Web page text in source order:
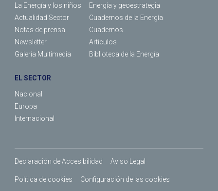
La Energía y los niños
Actualidad Sector
Notas de prensa
Newsletter
Galería Multimedia
Energía y geoestrategia
Cuadernos de la Energía
Cuadernos
Articulos
Biblioteca de la Energía
EL SECTOR
Nacional
Europa
Internacional
Declaración de Accesibilidad Aviso Legal
Política de cookies Configuración de las cookies